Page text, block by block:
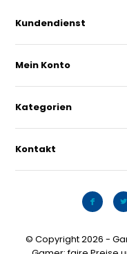
Kundendienst
Mein Konto
Kategorien
Kontakt
© Copyright 2026 -